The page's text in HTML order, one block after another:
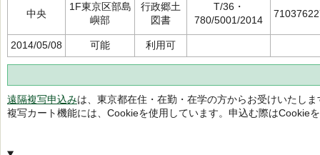
中央
1F東京区部島
嶼部
行政郷土
図書
T/36・
780/5001/2014
2014/05/08 可能 利用可
遠隔複写申込みは、東京都在住・在勤・在学の方からお受けいたしま
複写カート機能には、Cookieを使用しています。申込む際はCookie